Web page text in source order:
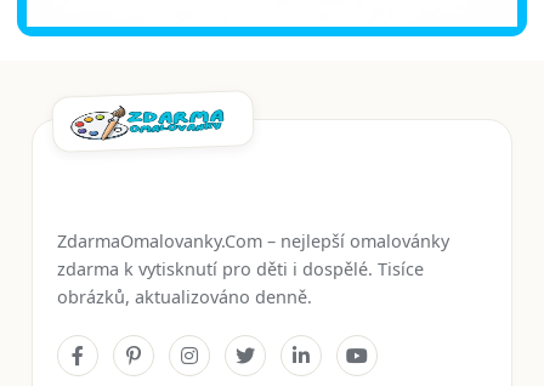
ZdarmaOmalovanky.Com – nejlepší omalovánky
zdarma k vytisknutí pro děti i dospělé. Tisíce
obrázků, aktualizováno denně.